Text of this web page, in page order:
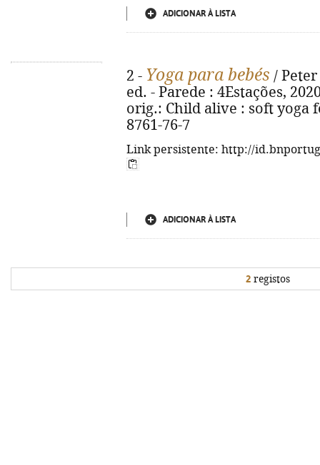
ADICIONAR À LISTA
2 - Yoga para bebés /
ed. - Parede : 4Estações,
orig.: Child alive : soft yoga
8761-76-7
Link persistente: http://
ADICIONAR À LISTA
2 registos